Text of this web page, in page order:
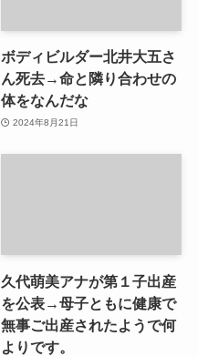
ボディビルダー北井大五さ
ん死去→命と隣り合わせの
体をなんだな
2024年8月21日
久代萌美アナが第１子出産
を公表→母子ともに健康で
無事ご出産されたようで何
よりです。